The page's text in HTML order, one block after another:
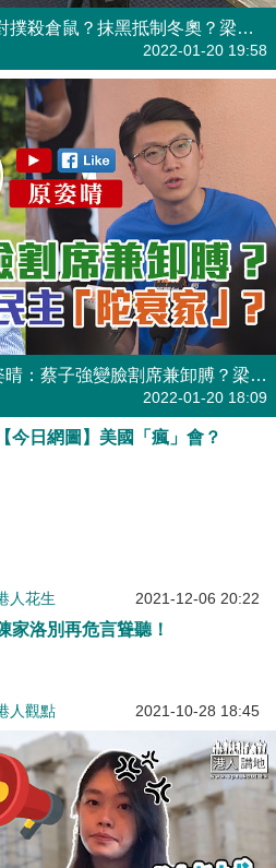
【短片】【焦點‧踢爆】反對撲殺倉鼠？抹黑抵制冬奧？梁頌恆、邵嵐極端歪理散播仇恨
2022-01-20 19:58
【短片】【有聲專欄】原姿晴：蔡子強變臉割席兼卸膊？梁天琦被指民主「陀衰家」？
2022-01-20 18:09
【今日網圖】美國「瘋」會？
人花生 2021-12-06 20:22
家洛別再危言聳聽！
人觀點 2021-10-28 18:45